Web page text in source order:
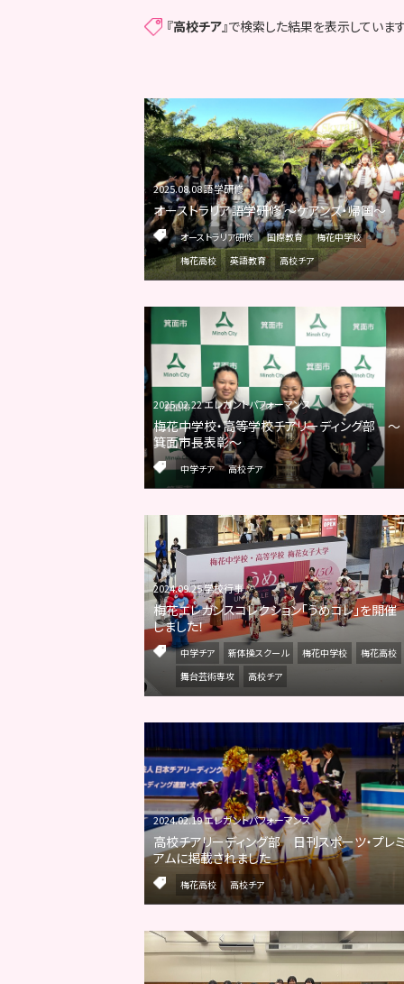
『高校チア』で検索した結果を表示しています
2025.08.08 語学研修
オーストラリア語学研修 ～ケアンズ・帰国～
オーストラリア研修 国際教育
梅花中学校
梅花高校
英語教育 高校チア
2025.02.22 エレガントパフォーマンス
梅花中学校・高等学校チアリーディング部 ～
箕面市長表彰～
中学チア 高校チア
2024.09.25 学校行事
梅花エレガンスコレクション「うめコレ」を開催
しました！
中学チア 新体操スクール 梅花中学校
梅花高校
舞台芸術専攻
高校チア
2024.02.19 エレガントパフォーマンス
高校チアリーディング部 日刊スポーツ・プレ
アムに掲載されました
梅花高校 高校チア